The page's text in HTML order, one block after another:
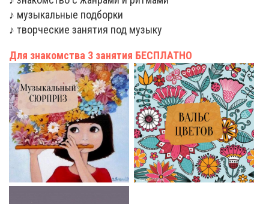
♪ музыкальные подборки
♪ творческие занятия под музыку
Для знакомства 3 занятия БЕСПЛАТНО